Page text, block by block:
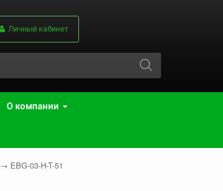
Личный кабинет
О компании
→ EBG-03-H-T-51